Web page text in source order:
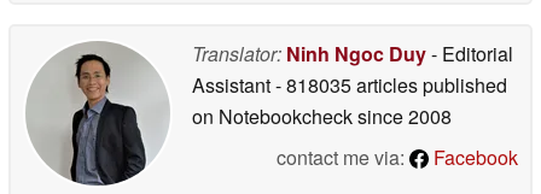
Translator: Ninh Ngoc Duy- Editorial
Assistant- 818035 articles published
on Notebookchecksince 2008
contact me via:
Facebook